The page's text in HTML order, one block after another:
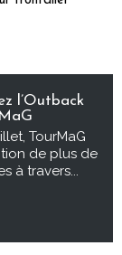
l’Outback
TourMaG
de plus de
à travers...